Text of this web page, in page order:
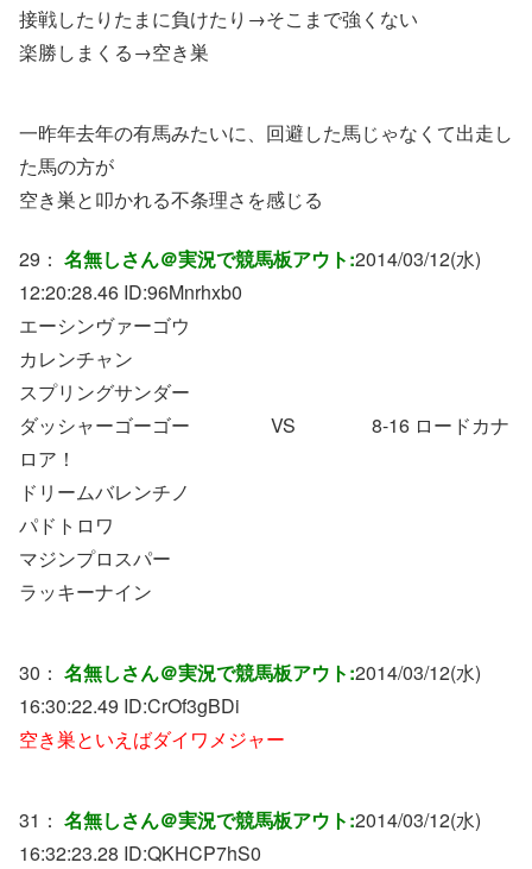
接戦したりたまに負けたり→そこまで強くない
楽勝しまくる→空き巣
一昨年去年の有馬みたいに、回避した馬じゃなくて出走し
た馬の方が
空き巣と叩かれる不条理さを感じる
29： 名無しさん＠実況で競馬板アウト:2014/03/12(水)
12:20:28.46 ID:96Mnrhxb0
エーシンヴァーゴウ
カレンチャン
スプリングサンダー
ダッシャーゴーゴー VS 8-16 ロードカナ
ロア！
ドリームバレンチノ
パドトロワ
マジンプロスパー
ラッキーナイン
30： 名無しさん＠実況で競馬板アウト:2014/03/12(水)
16:30:22.49 ID:CrOf3gBDi
空き巣といえばダイワメジャー
31： 名無しさん＠実況で競馬板アウト:2014/03/12(水)
16:32:23.28 ID:QKHCP7hS0